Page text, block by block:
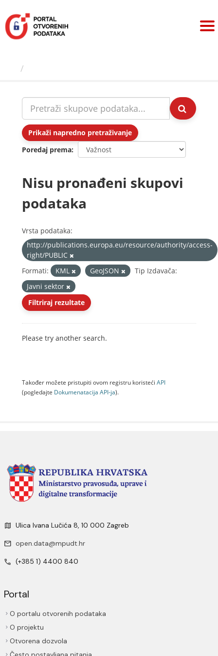
sadržaj
Prikaži napredno pretraživanje
Poredaj prema
Nisu pronađeni skupovi
podataka
Vrsta podataka:
http://publications.europa.eu/resource/authority/access-
right/PUBLIC
Formati:
KML GeoJSON
Tip Izdavača:
Javni sektor
Filtriraj rezultate
Please try another search.
Također možete pristupiti ovom registru koristeći API
(pogledajte Dokumenаtаcijа API-jа).